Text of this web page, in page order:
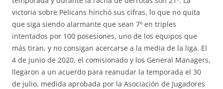
victoria sobre Pelicans hinchó sus cifras, lo que no quita
que siga siendo alarmante que sean 7º en triples
intentados por 100 posesiones, uno de los equipos que
más tiran, y no consigan acercarse a la media de la liga. El
4 de junio de 2020, el comisionado y los General Managers,
llegaron a un acuerdo para reanudar la temporada el 30
de julio, medida aprobada por la Asociación de Jugadores